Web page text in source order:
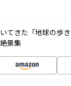
てきた「地球の歩
景集